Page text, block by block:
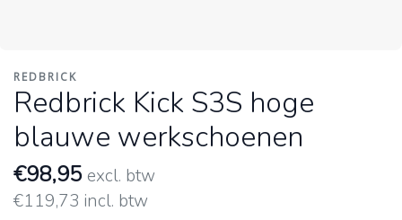
REDBRICK
Redbrick Kick S3S hoge
blauwe werkschoenen
€98,95 excl. btw
€119,73 incl. btw